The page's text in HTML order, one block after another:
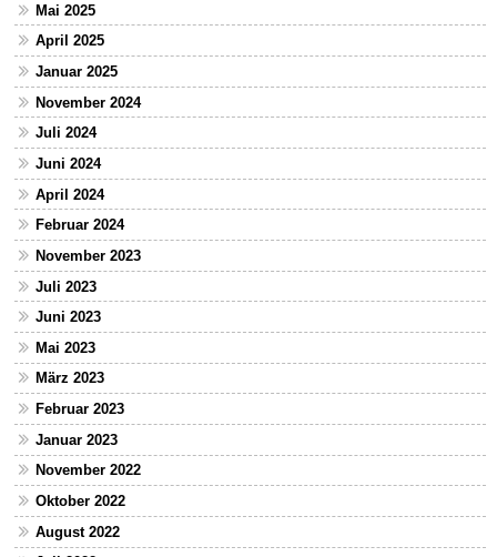
Mai 2025
April 2025
Januar 2025
November 2024
Juli 2024
Juni 2024
April 2024
Februar 2024
November 2023
Juli 2023
Juni 2023
Mai 2023
März 2023
Februar 2023
Januar 2023
November 2022
Oktober 2022
August 2022